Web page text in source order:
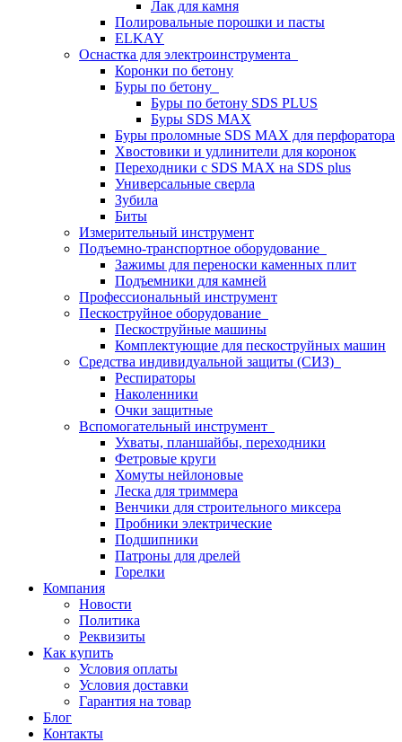
Лак для камня
Полировальные порошки и пасты
ELKAY
Оснастка для электроинструмента
Коронки по бетону
Буры по бетону
Буры по бетону SDS PLUS
Буры SDS MAX
Буры проломные SDS MAX для перфоратора
Хвостовики и удлинители для коронок
Переходники с SDS MAX на SDS plus
Универсальные сверла
Зубила
Биты
Измерительный инструмент
Подъемно-транспортное оборудование
Зажимы для переноски каменных плит
Подъемники для камней
Профессиональный инструмент
Пескоструйное оборудование
Пескоструйные машины
Комплектующие для пескоструйных машин
Средства индивидуальной защиты (СИЗ)
Респираторы
Наколенники
Очки защитные
Вспомогательный инструмент
Ухваты, планшайбы, переходники
Фетровые круги
Хомуты нейлоновые
Леска для триммера
Венчики для строительного миксера
Пробники электрические
Подшипники
Патроны для дрелей
Горелки
Компания
Новости
Политика
Реквизиты
Как купить
Условия оплаты
Условия доставки
Гарантия на товар
Блог
Контакты